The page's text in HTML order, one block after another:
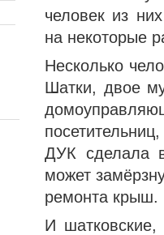
человек из
на некоторые
Несколько
Шатки, двое
ДУК сделала
может
ремонта крыш.
И шатковские,